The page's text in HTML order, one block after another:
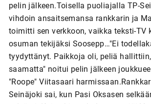
pelin jälkeen.Toisella puoliajalla TP-
vihdoin ansaitsemansa rankkarin ja
toimitti sen verkkoon, vaikka teksti-TV
osuman tekijäksi Soosepp…"Ei
tyydyttänyt. Paikkoja oli, peliä
saamatta" noitui pelin jälkeen
"Roope" Viitasaari
Seinäjoki sai, kun Pasi Oksasen